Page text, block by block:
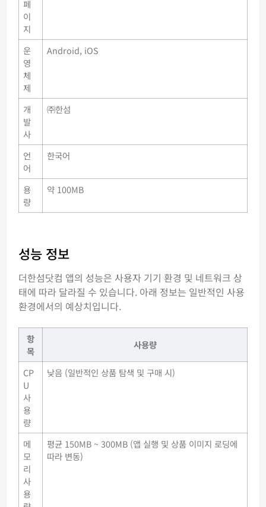
페
이
지
운
영
체
제
Android, iOS
개
발
사
㈜한섬
언
어
한국어
용
량
약 100MB
성능 정보
더한섬닷컴 앱의 성능은 사용자 기기 환경 및 네트워크 상
태에 따라 달라질 수 있습니다. 아래 정보는 일반적인 사용
환경에서의 예상치입니다.
항
목
사용량
CP
U
사
용
량
낮음 (일반적인 상품 탐색 및 구매 시)
메
모
리
사
용
평균 150MB ~ 300MB (앱 실행 및 상품 이미지 로딩에
따라 변동)